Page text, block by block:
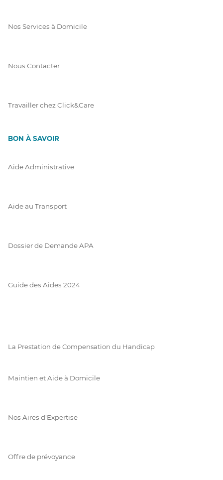
Nos Services à Domicile
Nous Contacter
Travailler chez Click&Care
BON À SAVOIR
Aide Administrative
Aide au Transport
Dossier de Demande APA
Guide des Aides 2024
La Prestation de Compensation du Handicap
Maintien et Aide à Domicile
Nos Aires d'Expertise
Offre de prévoyance